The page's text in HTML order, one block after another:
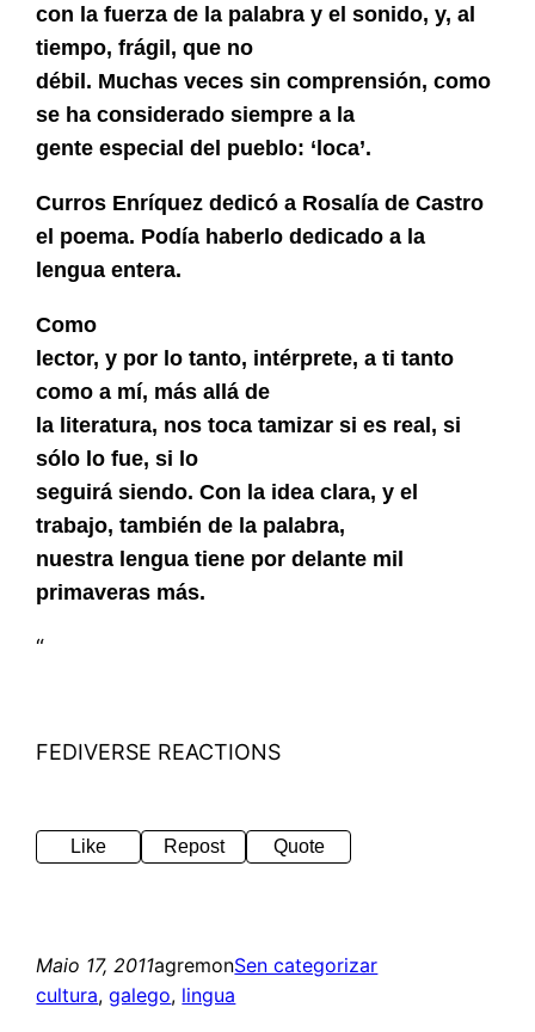
con la fuerza de la palabra y el sonido, y, al
tiempo, frágil, que no
débil. Muchas veces sin comprensión, como
se ha considerado siempre a la
gente especial del pueblo: ‘loca’.
Curros Enríquez dedicó a Rosalía de Castro
el poema. Podía haberlo dedicado a la
lengua entera.
Como
lector, y por lo tanto, intérprete, a ti tanto
como a mí, más allá de
la literatura, nos toca tamizar si es real, si
sólo lo fue, si lo
seguirá siendo. Con la idea clara, y el
trabajo, también de la palabra,
nuestra lengua tiene por delante mil
primaveras más.
“
FEDIVERSE REACTIONS
Like Repost Quote
Maio 17, 2011agremonSen categorizar
cultura, galego, lingua